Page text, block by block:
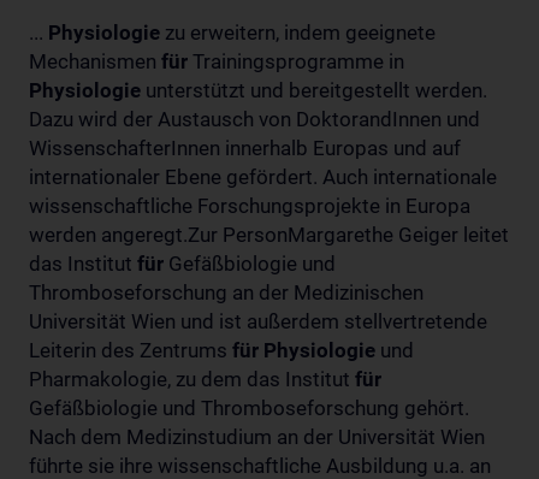
... Physiologie zu erweitern, indem geeignete
Mechanismen für Trainingsprogramme in
Physiologie unterstützt und bereitgestellt werden.
Dazu wird der Austausch von DoktorandInnen und
WissenschafterInnen innerhalb Europas und auf
internationaler Ebene gefördert. Auch internationale
wissenschaftliche Forschungsprojekte in Europa
werden angeregt.Zur PersonMargarethe Geiger leitet
das Institut für Gefäßbiologie und
Thromboseforschung an der Medizinischen
Universität Wien und ist außerdem stellvertretende
Leiterin des Zentrums für Physiologie und
Pharmakologie, zu dem das Institut für
Gefäßbiologie und Thromboseforschung gehört.
Nach dem Medizinstudium an der Universität Wien
führte sie ihre wissenschaftliche Ausbildung u.a. an